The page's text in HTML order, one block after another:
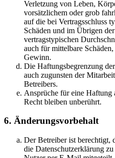
Verletzung von Leben,
vorsätzlichem oder grob
auf die bei Vertragsschluss
Schäden und im Übrigen
vertragstypischen
auch für mittelbare
Gewinn.
Die Haftungsbegrenzung
auch zugunsten der
Betreibers.
Ansprüche für eine Haftung
Recht bleiben unberührt.
6. Änderungsvorbehalt
Der Betreiber ist berechtigt,
die Datenschutzerklärung